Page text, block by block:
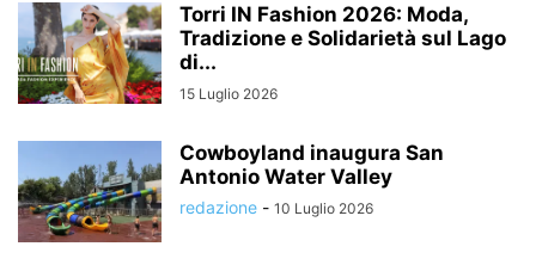
Torri IN Fashion 2026: Moda,
Tradizione e Solidarietà sul Lago
di...
15 Luglio 2026
Cowboyland inaugura San
Antonio Water Valley
redazione - 10 Luglio 2026